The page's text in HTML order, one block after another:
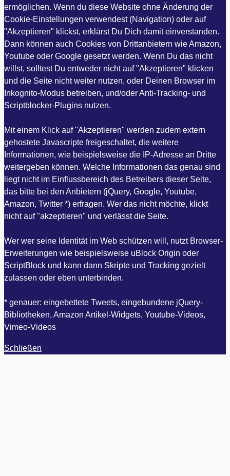
ermöglichen. Wenn du diese Website ohne Änderung der
Cookie-Einstellungen verwendest (Navigation) oder auf
"Akzeptieren" klickst, erklärst Du Dich damit einverstanden.
Dann können auch Cookies von Drittanbietern wie Amazon,
Youtube oder Google gesetzt werden. Wenn Du das nicht
willst, solltest Du entweder nicht auf "Akzeptieren" klicken
und die Seite nicht weiter nutzen, oder Deinen Browser im
Inkognito-Modus betreiben, und/oder Anti-Tracking- und
Scriptblocker-Plugins nutzen.
Mit einem Klick auf "Akzeptieren" werden zudem extern
gehostete Javascripte freigeschaltet, die weitere
Informationen, wie beispielsweise die IP-Adresse an Dritte
weitergeben können. Welche Informationen das genau sind
liegt nicht im Einflussbereich des Betreibers dieser Seite,
das bitte bei den Anbietern (jQuery, Google, Youtube,
Amazon, Twitter *) erfragen. Wer das nicht möchte, klickt
nicht auf "akzeptieren" und verlässt die Seite.
Wer wer seine Identität im Web schützen will, nutzt Browser-
Erweiterungen wie beispielsweise uBlock Origin oder
ScriptBlock und kann dann Skripte und Tracking gezielt
zulassen oder eben unterbinden.
* genauer: eingebettete Tweets, eingebundene jQuery-
Bibliotheken, Amazon Artikel-Widgets, Youtube-Videos,
Vimeo-Videos
Schließen